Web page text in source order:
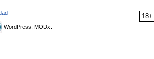
18+
WordPress, MODx.